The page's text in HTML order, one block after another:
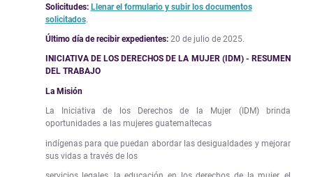
Solicitudes: Llenar el formulario y subir los documentos
solicitados.
Último día de recibir expedientes: 20 de julio de 2025.
INICIATIVA DE LOS DERECHOS DE LA MUJER (IDM) - RESUMEN
DEL TRABAJO
La Misión
La Iniciativa de los Derechos de la Mujer (IDM) brinda
oportunidades a las mujeres guatemaltecas
indígenas para que puedan abordar las desigualdades y mejorar
sus vidas a través de los